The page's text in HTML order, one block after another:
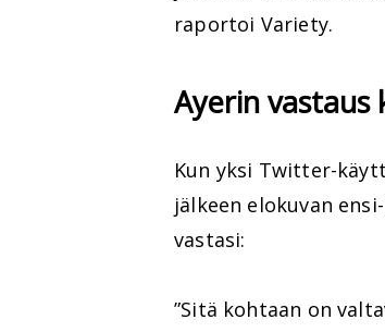
raportoi Variety.
Ayerin vastaus
Kun yksi Twitter-
jälkeen elokuvan
vastasi:
”Sitä kohtaan on